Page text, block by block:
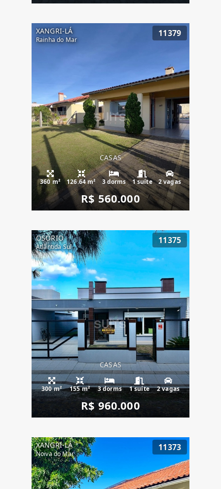
XANGRI-LÁ
Rainha do Mar
11379
CASAS
360 m² 126.64 m² 3 dorms 1 suíte 2 vagas
R$ 560.000
OSÓRIO
Atlântida Sul
11375
CASAS
300 m² 155 m² 3 dorms 1 suíte 2 vagas
R$ 960.000
XANGRI-LÁ
Noiva do Mar
11373